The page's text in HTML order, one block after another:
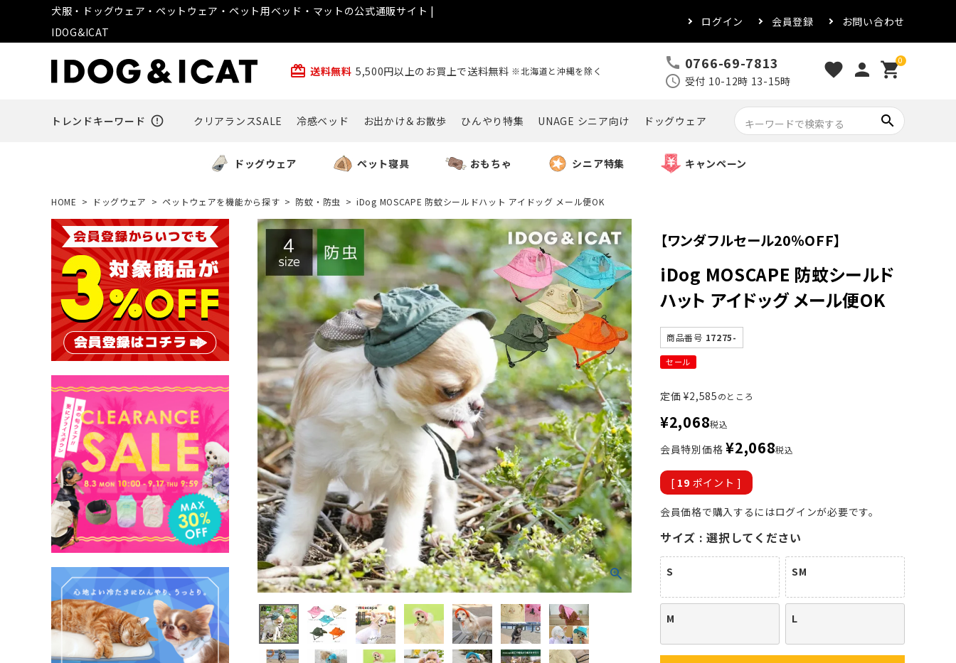
犬服・ドッグウェア・ペットウェア・ペット用ベッド・マットの公式通販サイト |
IDOG&ICAT
ログイン 会員登録 お問い合わせ
card_giftcard 送料無料 5,500円以上のお買上で送料無料 ※北海道と沖縄を除く call 0766-69-7813
schedule 受付 10-12時 13-15時
favorite person 0
shopping_cart
トレンドキーワード error_outline クリアランスSALE 冷感ベッド お出かけ＆お散歩 ひんやり特集 UNAGE シニア向け ドッグウェア search
ドッグウェア ペット寝具 おもちゃ シニア特集 キャンペーン
HOME ドッグウェア ペットウェアを機能から探す 防蚊・防虫 iDog MOSCAPE 防蚊シールドハット アイドッグ メール便OK
【ワンダフルセール20％OFF】
iDog MOSCAPE 防蚊シールド
ハット アイドッグ メール便OK
商品番号 17275-
セール
定価 ¥2,585のところ
¥2,068税込
会員特別価格 ¥2,068税込
[ 19 ポイント ]
会員価格で購入するにはログインが必要です。
サイズ 選択してください
S SM
M L